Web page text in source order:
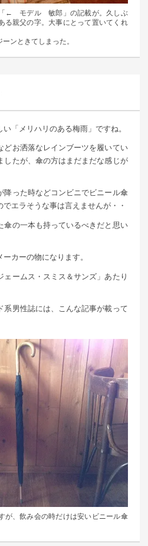
「← モデル 敏郎」の記載が。久しぶ
る親父の字。大事にとって置いてくれ
ンときてしまった。
「メリハリのある梅雨」ですね。
どお洒落なレインブーツを履いてい
したが、傘の方はまだまだな感じが
降った時などコンビニでビニール傘
エラそうな事は言えませんが・・
傘の一本も持っているべきだと思い
カーの物になります。
ェームス・スミス＆サンズ」あたり
系男性誌には、こんな記事が載って
が、飲み会の時だけは安いビニール傘